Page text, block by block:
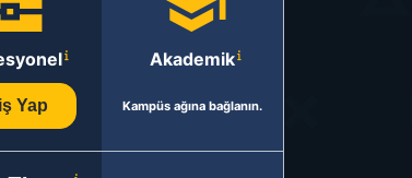
Yap
Akademik
Kampüs ağına bağlanın.